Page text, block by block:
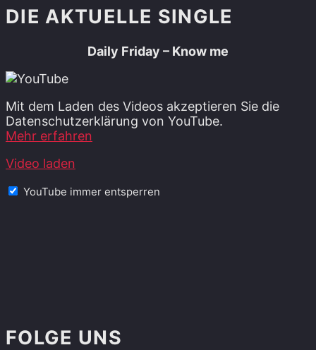
DIE AKTUELLE SINGLE
Daily Friday – Know me
Mit dem Laden des Videos akzeptieren Sie die
Datenschutzerklärung von YouTube.
Mehr erfahren
Video laden
YouTube immer entsperren
FOLGE UNS